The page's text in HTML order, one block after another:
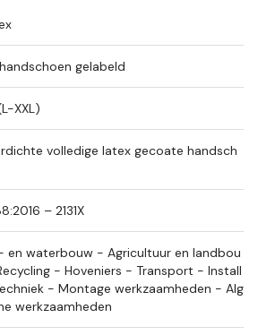
gelabeld
XXL)
volledige latex gecoate handsch
– 2131X
en waterbouw - Agricultuur en landbou
- Hoveniers - Transport - Install
- Montage werkzaamheden - Alg
werkzaamheden